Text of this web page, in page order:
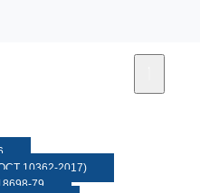
10362-2017)
79